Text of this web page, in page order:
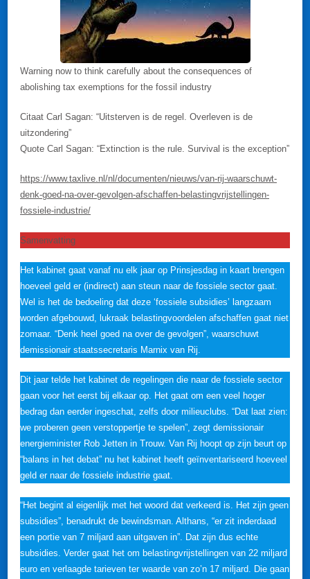
Warning now to think carefully about the consequences of
abolishing tax exemptions for the fossil industry
Citaat Carl Sagan: “Uitsterven is de regel. Overleven is de
uitzondering”
Quote Carl Sagan: “Extinction is the rule. Survival is the exception”
https://www.taxlive.nl/nl/documenten/nieuws/van-rij-waarschuwt-
denk-goed-na-over-gevolgen-afschaffen-belastingvrijstellingen-
fossiele-industrie/
Samenvatting
Het kabinet gaat vanaf nu elk jaar op Prinsjesdag in kaart brengen
hoeveel geld er (indirect) aan steun naar de fossiele sector gaat.
Wel is het de bedoeling dat deze ‘fossiele subsidies’ langzaam
worden afgebouwd, lukraak belastingvoordelen afschaffen gaat niet
zomaar. “Denk heel goed na over de gevolgen”, waarschuwt
demissionair staatssecretaris Marnix van Rij.
Dit jaar telde het kabinet de regelingen die naar de fossiele sector
gaan voor het eerst bij elkaar op. Het gaat om een veel hoger
bedrag dan eerder ingeschat, zelfs door milieuclubs. “Dat laat zien:
we proberen geen verstoppertje te spelen”, zegt demissionair
energieminister Rob Jetten in Trouw. Van Rij hoopt op zijn beurt op
“balans in het debat” nu het kabinet heeft geïnventariseerd hoeveel
geld er naar de fossiele industrie gaat.
“Het begint al eigenlijk met het woord dat verkeerd is. Het zijn geen
subsidies”, benadrukt de bewindsman. Althans, “er zit inderdaad
een portie van 7 miljard aan uitgaven in”. Dat zijn dus echte
subsidies. Verder gaat het om belastingvrijstellingen van 22 miljard
euro en verlaagde tarieven ter waarde van zo’n 17 miljard. Die gaan